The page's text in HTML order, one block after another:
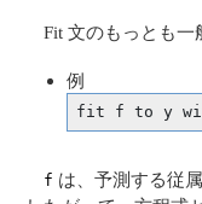
Fit 文のもっとも一
例
fit f to y
f は、予測する従